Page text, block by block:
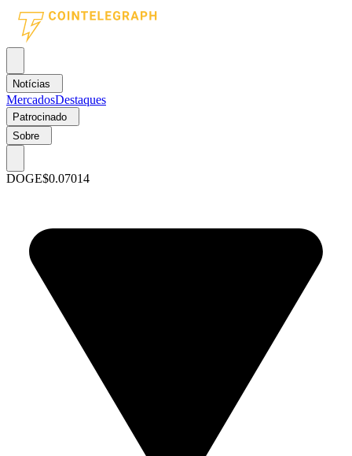
Notícias
MercadosDestaques
Patrocinado
Sobre
DOGE$0.07014